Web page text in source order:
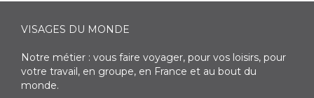
VISAGES DU MONDE
Notre métier : vous faire voyager, pour vos loisirs, pour
votre travail, en groupe, en France et au bout du
monde.